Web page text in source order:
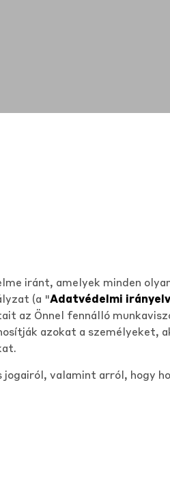
iránt, amelyek minden
(a "Adatvédelmi
az Önnel fennálló
azokat a személyeket,
valamint arról, hogy